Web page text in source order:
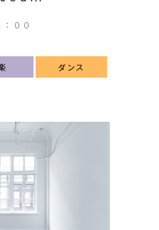
００
ダンス